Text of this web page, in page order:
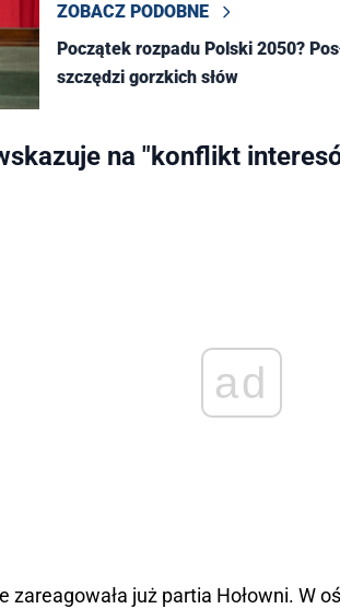
ZOBACZ PODOBNE
Początek rozpadu Polski 2050?
szczędzi gorzkich słów
na "konflikt
ad
zareagowała już partia Hołowni. W